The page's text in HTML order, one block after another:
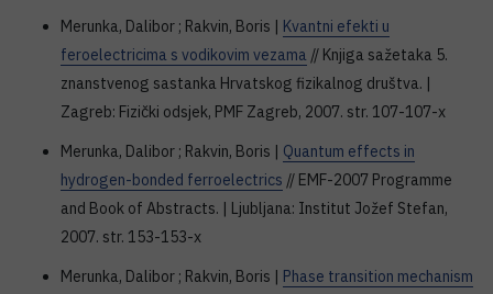
Merunka, Dalibor ; Rakvin, Boris | Kvantni efekti u
feroelectricima s vodikovim vezama // Knjiga sažetaka 5.
znanstvenog sastanka Hrvatskog fizikalnog društva. |
Zagreb: Fizički odsjek, PMF Zagreb, 2007. str. 107-107-x
Merunka, Dalibor ; Rakvin, Boris | Quantum effects in
hydrogen-bonded ferroelectrics // EMF-2007 Programme
and Book of Abstracts. | Ljubljana: Institut Jožef Stefan,
2007. str. 153-153-x
Merunka, Dalibor ; Rakvin, Boris | Phase transition mechanism